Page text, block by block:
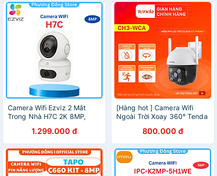
Camera Wifi Ezviz 2 Mắt
Trong Nhà H7C 2K 8MP,
đêm, đàm thoại 2 chiều -
Hàng chính hãng
1.299.000 đ
[Hàng hot ] Camera Wifi
Ngoài Trời Xoay 360° Tenda
1080P/2MP đàm thoại 2
chiều, ban đêm có màu -
Hàng chính hãng
800.000 đ